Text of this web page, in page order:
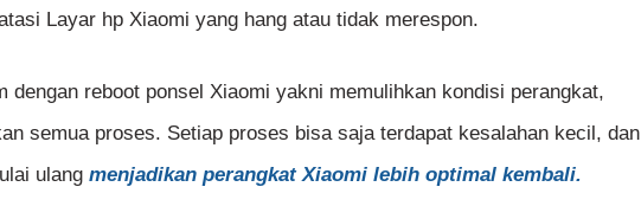
Layar hp Xiaomi yang hang atau tidak merespon.
dengan reboot ponsel Xiaomi yakni memulihkan kondisi perangkat,
semua proses. Setiap proses bisa saja terdapat kesalahan kecil, dan
ulang menjadikan perangkat Xiaomi lebih optimal kembali.